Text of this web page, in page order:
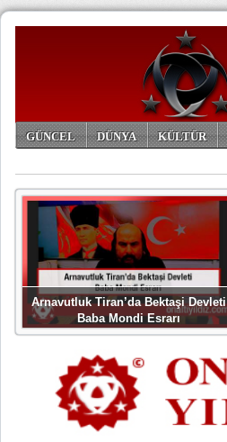
GÜNCEL DÜNYA KÜLTÜR
Arnavutluk Tiran’da Bektaşi Devleti
Baba Mondi Esrarı